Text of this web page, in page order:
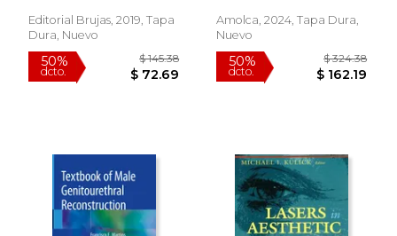
Nistic&Ograve;, Mariela
Andrea Pujol
Editorial Brujas, 2019, Tapa
Dura, Nuevo
Amolca, 2024, Tapa Dura,
Nuevo